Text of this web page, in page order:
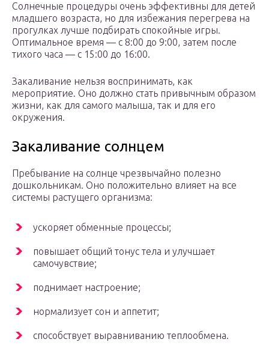
Солнечные процедуры очень эффективны для детей
младшего возраста, но для избежания перегрева на
прогулках лучше подбирать спокойные игры.
Оптимальное время — с 8:00 до 9:00, затем после
тихого часа — с 15:00 до 16:00.
Закаливание нельзя воспринимать, как
мероприятие. Оно должно стать привычным образом
жизни, как для самого малыша, так и для его
окружения.
Закаливание солнцем
Пребывание на солнце чрезвычайно полезно
дошкольникам. Оно положительно влияет на все
системы растущего организма:
ускоряет обменные процессы;
повышает общий тонус тела и улучшает
самочувствие;
поднимает настроение;
нормализует сон и аппетит;
способствует выравниванию теплообмена.